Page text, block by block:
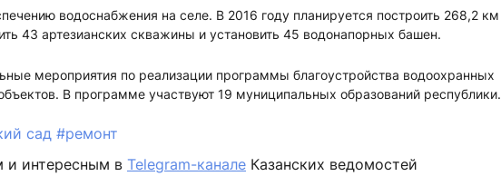
водоснабжения на селе. В 2016 году планируется построить 268,2 км
43 артезианских скважины и установить 45 водонапорных башен.
мероприятия по реализации программы благоустройства водоохранных
В программе участвуют 19 муниципальных образований республики.
сад #ремонт
интересным в Telegram-канале Казанских ведомостей